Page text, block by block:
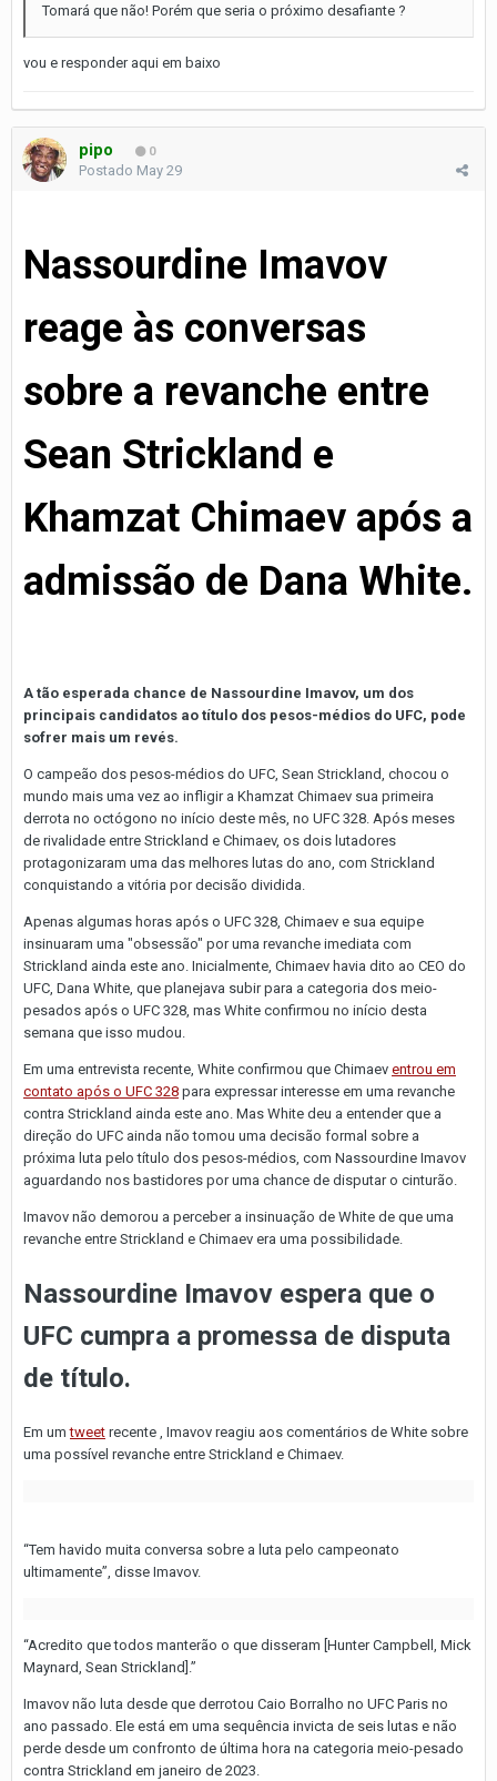
Tomará que não! Porém que seria o próximo desafiante ?
vou e responder aqui em baixo
pipo 0
Postado May 29
Nassourdine Imavov
reage às conversas
sobre a revanche entre
Sean Strickland e
Khamzat Chimaev após a
admissão de Dana White.
A tão esperada chance de Nassourdine Imavov, um dos
principais candidatos ao título dos pesos-médios do UFC, pode
sofrer mais um revés.
O campeão dos pesos-médios do UFC, Sean Strickland, chocou o
mundo mais uma vez ao infligir a Khamzat Chimaev sua primeira
derrota no octógono no início deste mês, no UFC 328. Após meses
de rivalidade entre Strickland e Chimaev, os dois lutadores
protagonizaram uma das melhores lutas do ano, com Strickland
conquistando a vitória por decisão dividida.
Apenas algumas horas após o UFC 328, Chimaev e sua equipe
insinuaram uma "obsessão" por uma revanche imediata com
Strickland ainda este ano. Inicialmente, Chimaev havia dito ao CEO do
UFC, Dana White, que planejava subir para a categoria dos meio-
pesados após o UFC 328, mas White confirmou no início desta
semana que isso mudou.
Em uma entrevista recente, White confirmou que Chimaev entrou em
contato após o UFC 328 para expressar interesse em uma revanche
contra Strickland ainda este ano. Mas White deu a entender que a
direção do UFC ainda não tomou uma decisão formal sobre a
próxima luta pelo título dos pesos-médios, com Nassourdine Imavov
aguardando nos bastidores por uma chance de disputar o cinturão.
Imavov não demorou a perceber a insinuação de White de que uma
revanche entre Strickland e Chimaev era uma possibilidade.
Nassourdine Imavov espera que o
UFC cumpra a promessa de disputa
de título.
Em um tweet recente , Imavov reagiu aos comentários de White sobre
uma possível revanche entre Strickland e Chimaev.
“Tem havido muita conversa sobre a luta pelo campeonato
ultimamente”, disse Imavov.
“Acredito que todos manterão o que disseram [Hunter Campbell, Mick
Maynard, Sean Strickland].”
Imavov não luta desde que derrotou Caio Borralho no UFC Paris no
ano passado. Ele está em uma sequência invicta de seis lutas e não
perde desde um confronto de última hora na categoria meio-pesado
contra Strickland em janeiro de 2023.